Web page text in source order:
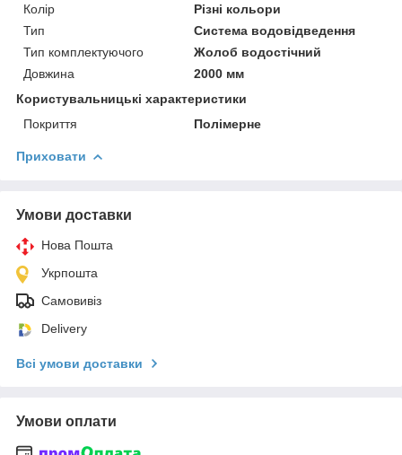
Колір
Різні кольори
Тип
Система водовідведення
Тип комплектуючого
Жолоб водостічний
Довжина
2000 мм
Користувальницькі характеристики
Покриття
Полімерне
Приховати
Умови доставки
Нова Пошта
Укрпошта
Самовивіз
Delivery
Всі умови доставки
Умови оплати